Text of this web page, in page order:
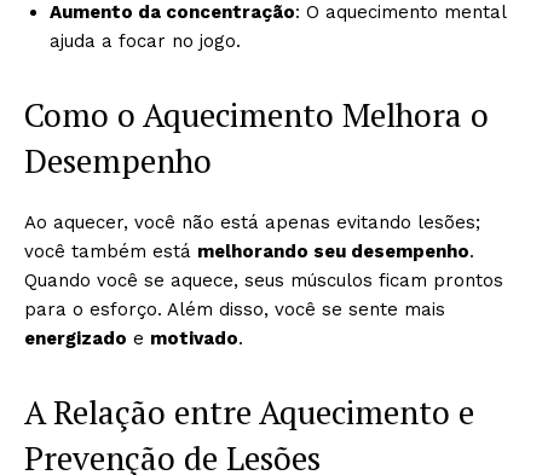
Aumento da concentração: O aquecimento mental
ajuda a focar no jogo.
Como o Aquecimento Melhora o
Desempenho
Ao aquecer, você não está apenas evitando lesões;
você também está melhorando seu desempenho.
Quando você se aquece, seus músculos ficam prontos
para o esforço. Além disso, você se sente mais
energizado e motivado.
A Relação entre Aquecimento e
Prevenção de Lesões